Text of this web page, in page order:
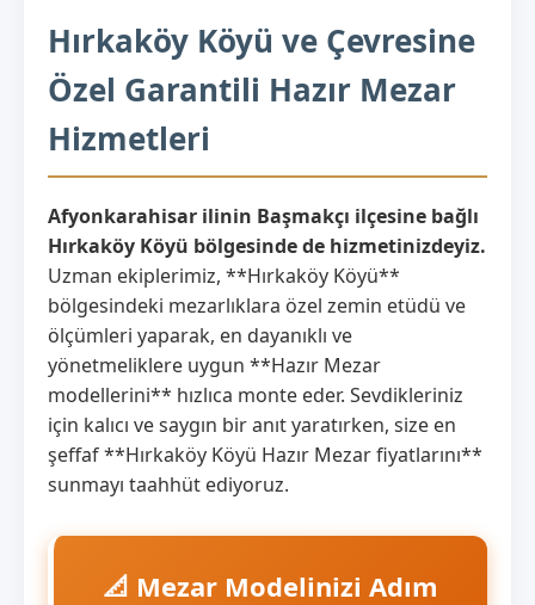
Hırkaköy Köyü ve Çevresine
Özel Garantili Hazır Mezar
Hizmetleri
Afyonkarahisar ilinin Başmakçı ilçesine bağlı
Hırkaköy Köyü bölgesinde de hizmetinizdeyiz.
Uzman ekiplerimiz, **Hırkaköy Köyü**
bölgesindeki mezarlıklara özel zemin etüdü ve
ölçümleri yaparak, en dayanıklı ve
yönetmeliklere uygun **Hazır Mezar
modellerini** hızlıca monte eder. Sevdikleriniz
için kalıcı ve saygın bir anıt yaratırken, size en
şeffaf **Hırkaköy Köyü Hazır Mezar fiyatlarını**
sunmayı taahhüt ediyoruz.
📐 Mezar Modelinizi Adım